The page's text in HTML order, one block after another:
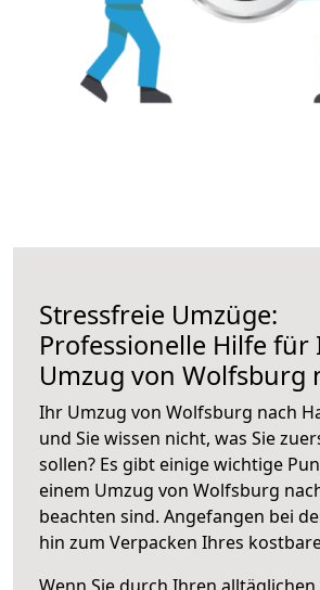
Stressfreie Umzüge:
Professionelle Hilfe für
Umzug von Wolfsburg
Ihr Umzug von Wolfsburg nach
und Sie wissen nicht, was Sie
sollen? Es gibt einige wichtige
einem Umzug von Wolfsburg
beachten sind. Angefangen bei
hin zum Verpacken Ihres